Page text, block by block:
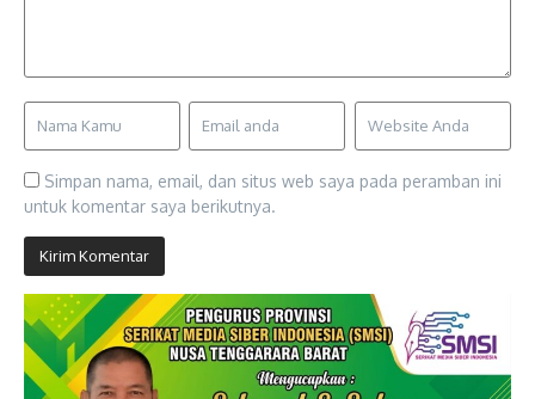
Simpan nama, email, dan situs web saya pada peramban ini
untuk komentar saya berikutnya.